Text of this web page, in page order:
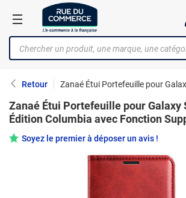
Retour
Zanaé Étui Portefeuille pour Galaxy
Édition Columbia avec Fonction
Soyez le premier à déposer un avis !